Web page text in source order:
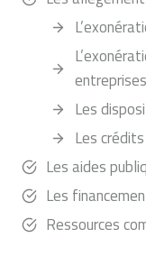
Les
Les
Les aides
Les
Ressources